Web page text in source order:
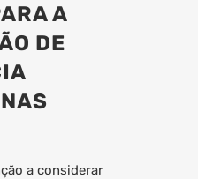
A
DE
a considerar